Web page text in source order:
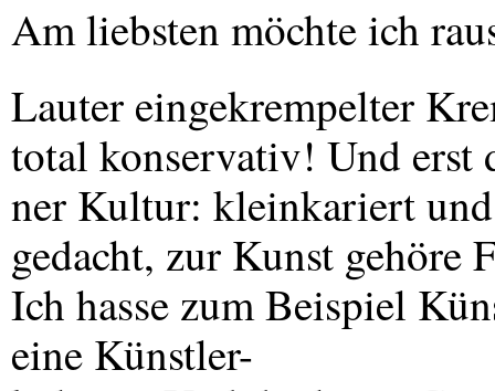
Am liebsten möchte ich
Lauter eingekrempelter
total konservativ! Und erst
ner Kultur: kleinkariert
gedacht, zur Kunst gehöre
Ich hasse zum Beispiel
eine Künstler-